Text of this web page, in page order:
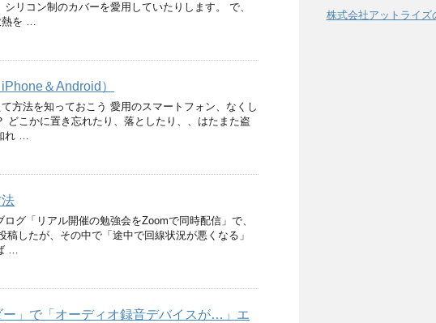
リコン制のカバーを愛用していたりします。 で、
熱を …
＆Android）
方法を知っておこう 愛用のスマートフォン、なくし
どこかに置き忘れたり、落としたり、、はたまた盗
れ …
グ「リアル開催の勉強会をZoomで同時配信」で、
したが、その中で「途中で回線状況が悪くなる」
…
」で「オーディオ録音デバイスが…」エ
株式会社アットライズ